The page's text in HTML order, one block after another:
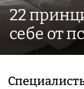
22
себе от